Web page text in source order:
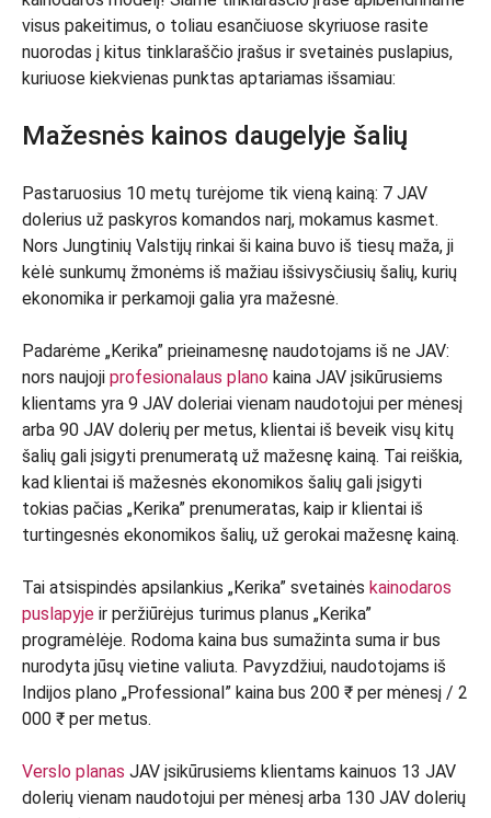
visus pakeitimus, o toliau esančiuose skyriuose rasite
nuorodas į kitus tinklaraščio įrašus ir svetainės puslapius,
kuriuose kiekvienas punktas aptariamas išsamiau:
Mažesnės kainos daugelyje šalių
Pastaruosius 10 metų turėjome tik vieną kainą: 7 JAV
dolerius už paskyros komandos narį, mokamus kasmet.
Nors Jungtinių Valstijų rinkai ši kaina buvo iš tiesų maža, ji
kėlė sunkumų žmonėms iš mažiau išsivysčiusių šalių, kurių
ekonomika ir perkamoji galia yra mažesnė.
Padarėme „Kerika” prieinamesnę naudotojams iš ne JAV:
nors naujoji profesionalaus plano kaina JAV įsikūrusiems
klientams yra 9 JAV doleriai vienam naudotojui per mėnesį
arba 90 JAV dolerių per metus, klientai iš beveik visų kitų
šalių gali įsigyti prenumeratą už mažesnę kainą. Tai reiškia,
kad klientai iš mažesnės ekonomikos šalių gali įsigyti
tokias pačias „Kerika” prenumeratas, kaip ir klientai iš
turtingesnės ekonomikos šalių, už gerokai mažesnę kainą.
Tai atsispindės apsilankius „Kerika” svetainės kainodaros
puslapyje ir peržiūrėjus turimus planus „Kerika”
programėlėje. Rodoma kaina bus sumažinta suma ir bus
nurodyta jūsų vietine valiuta. Pavyzdžiui, naudotojams iš
Indijos plano „Professional” kaina bus 200 ₹ per mėnesį / 2
000 ₹ per metus.
Verslo planas JAV įsikūrusiems klientams kainuos 13 JAV
dolerių vienam naudotojui per mėnesį arba 130 JAV dolerių